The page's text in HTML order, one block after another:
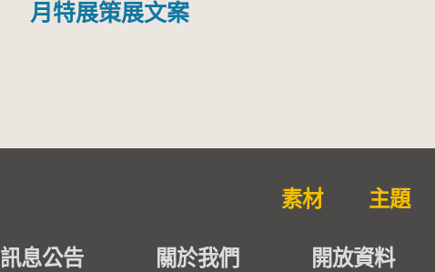
月特展策展文案
素材 主題
訊息公告 關於我們 開放資料